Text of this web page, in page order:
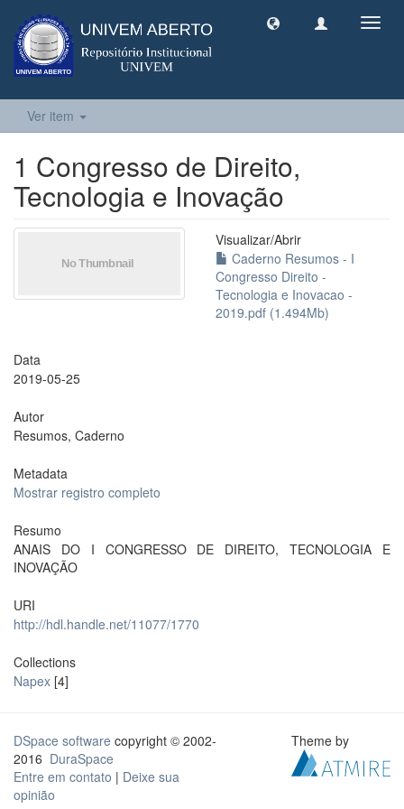
Ver item
1 Congresso de Direito,
Tecnologia e Inovação
Visualizar/Abrir
Caderno Resumos - I
Congresso Direito -
Tecnologia e Inovacao -
2019.pdf (1.494Mb)
Data
2019-05-25
Autor
Resumos, Caderno
Metadata
Mostrar registro completo
Resumo
ANAIS DO I CONGRESSO DE DIREITO, TECNOLOGIA E
INOVAÇÃO
URI
http://hdl.handle.net/11077/1770
Collections
Napex [4]
DSpace software copyright © 2002-
2016 DuraSpace
Entre em contato | Deixe sua
opinião
Theme by